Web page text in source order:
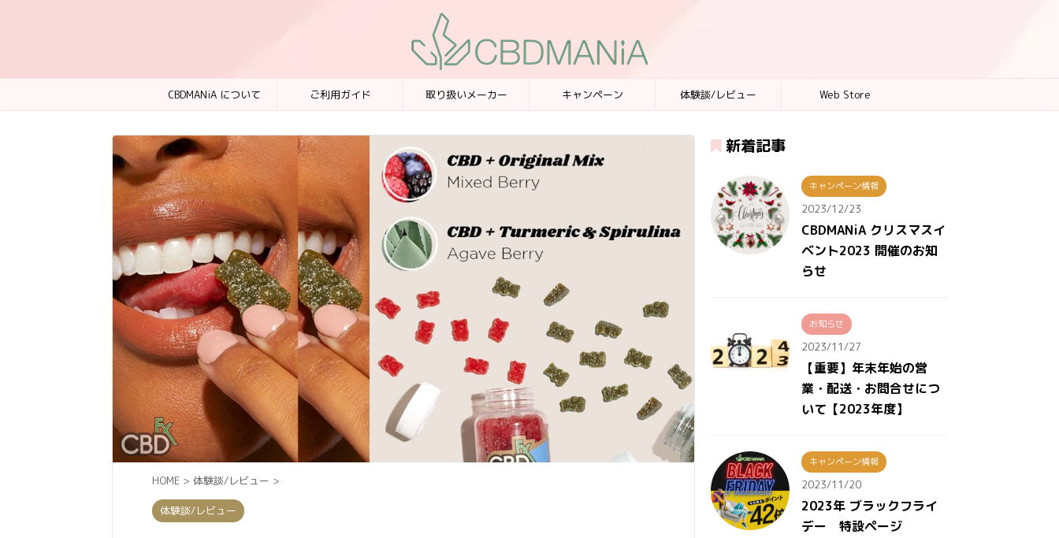
CBDMANiA について ご利用ガイド 取り扱いメーカー キャンペーン 体験談/レビュー Web Store
HOME > 体験談/レビュー >
体験談/レビュー
新着記事
キャンペーン情報
2023/12/23
CBDMANiA クリスマスイ
ベント2023 開催のお知
らせ
お知らせ
2023/11/27
【重要】年末年始の営
業・配送・お問合せにつ
いて【2023年度】
キャンペーン情報
2023/11/20
2023年 ブラックフライ
デー 特設ページ